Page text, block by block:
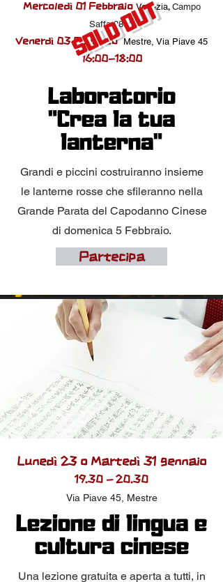
Mercoledì 01 Febbraio Venezia, Campo
Saffa 387/I
Venerdì 03 FebbraioMestre, Via Piave 45
16:00-18:00
SOLD OUT
Laboratorio
"Crea la tua
lanterna"
Grandi e piccini costruiranno insieme
le lanterne rosse che sfileranno nella
Grande Parata del Capodanno Cinese
di domenica 5 Febbraio.
Partecipa
Lunedì 23 o Martedì 31 gennaio
19.30 - 20.30
Via Piave 45, Mestre
Lezione di lingua e
cultura cinese
Una lezione gratuita e aperta a tutti, in